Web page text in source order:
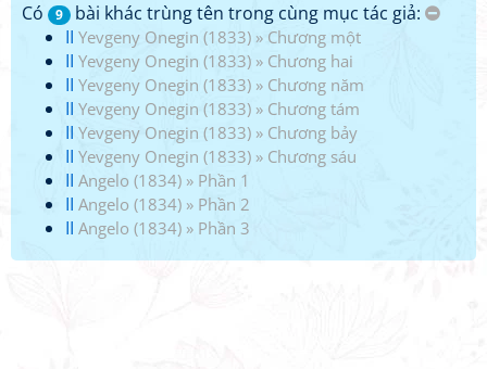
Có 9
bài khác trùng tên trong cùng mục tác giả:
II Yevgeny Onegin (1833) » Chương một
II Yevgeny Onegin (1833) » Chương hai
II Yevgeny Onegin (1833) » Chương năm
II Yevgeny Onegin (1833) » Chương tám
II Yevgeny Onegin (1833) » Chương bảy
II Yevgeny Onegin (1833) » Chương sáu
II Angelo (1834) » Phần 1
II Angelo (1834) » Phần 2
II Angelo (1834) » Phần 3